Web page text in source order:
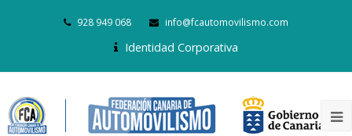
928 949 068 info@fcautomovilismo.com
Identidad Corporativa